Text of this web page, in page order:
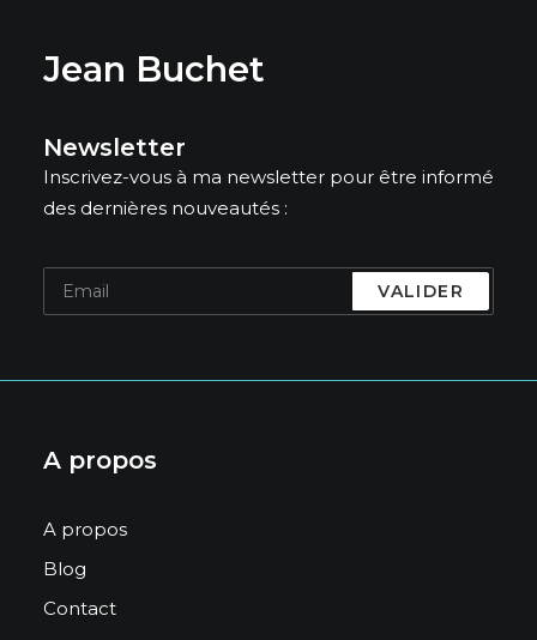
Jean Buchet
Newsletter
Inscrivez-vous à ma newsletter pour être informé
des dernières nouveautés :
A propos
A propos
Blog
Contact